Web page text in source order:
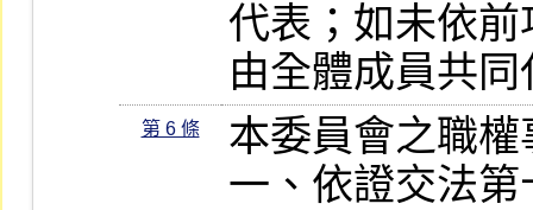
代表；如未依
由全體成員共同
第 6 條
本委員會之職
一、依證交法